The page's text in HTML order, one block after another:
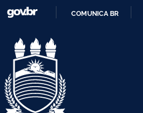
COMUNICA BR